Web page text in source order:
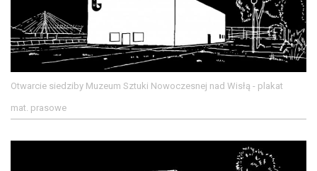
Otwarcie siedziby Muzeum Sztuki Nowoczesnej nad Wisłą - plakat
mat. prasowe